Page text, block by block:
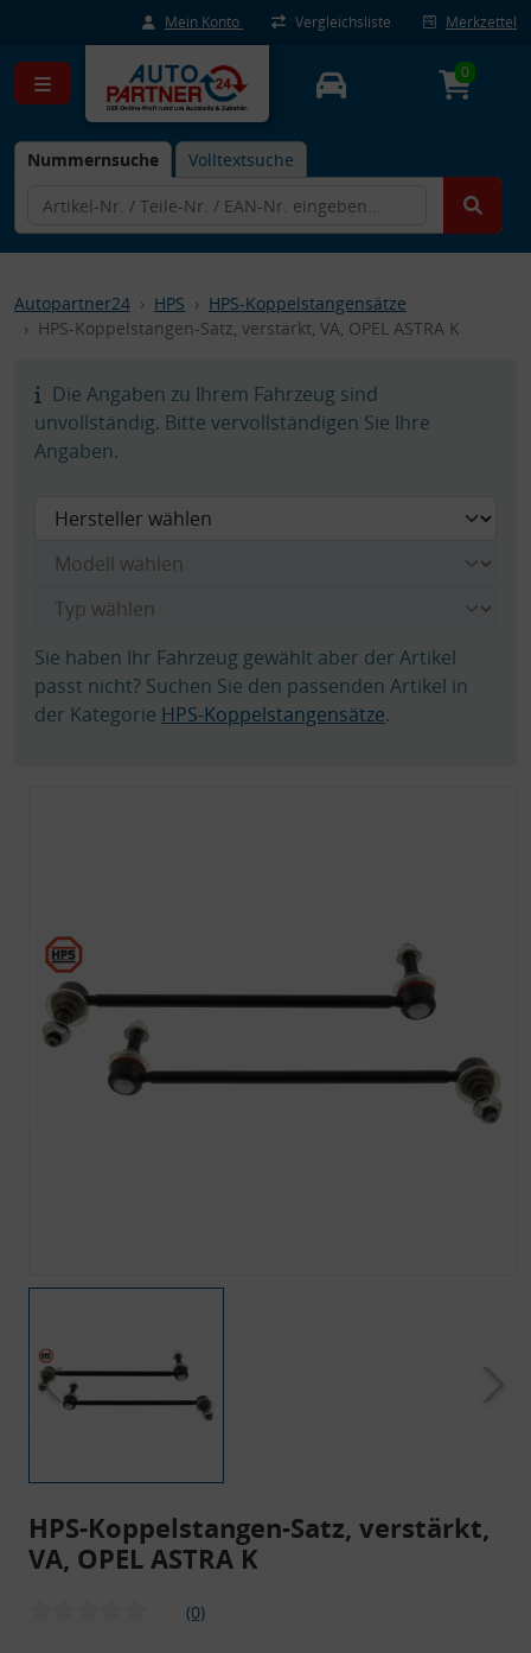
Mein Konto Vergleichsliste Merkzettel
Nummernsuche Volltextsuche
0
Autopartner24 HPS
HPS-Koppelstangensätze
HPS-Koppelstangen-Satz, verstärkt, VA, OPEL ASTRA K
Die Angaben zu Ihrem Fahrzeug sind
unvollständig. Bitte vervollständigen Sie Ihre
Angaben.
Sie haben Ihr Fahrzeug gewählt aber der Artikel
passt nicht? Suchen Sie den passenden Artikel in
der Kategorie HPS-Koppelstangensätze.
HPS-Koppelstangen-Satz, verstärkt,
VA, OPEL ASTRA K
(0)